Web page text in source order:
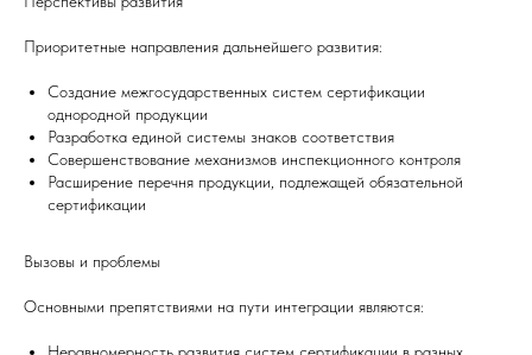
Приоритетные направления дальнейшего развития:
Создание межгосударственных систем сертификации
однородной продукции
Разработка единой системы знаков соответствия
Совершенствование механизмов инспекционного контроля
Расширение перечня продукции, подлежащей обязательной
сертификации
Вызовы и проблемы
Основными препятствиями на пути интеграции являются: